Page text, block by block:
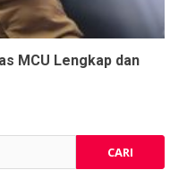
MCU Lengkap dan